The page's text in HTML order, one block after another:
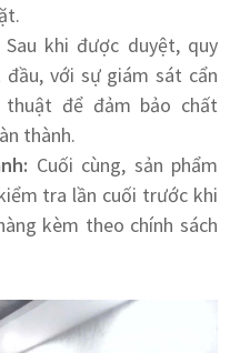
Sau khi được duyệt, quy
với sự giám sát cẩn
để đảm bảo chất
thành.
Cuối cùng, sản phẩm
tra lần cuối trước khi
kèm theo chính sách